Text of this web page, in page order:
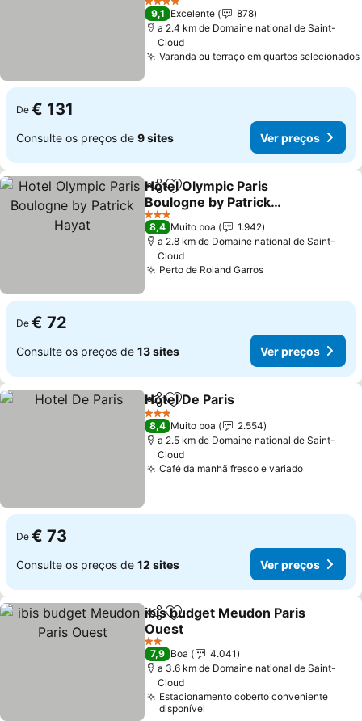
Ver preços
4 Estrelas
9,1 Excelente
878
a 2.4 km de Domaine national de Saint-
Cloud
Varanda ou terraço em quartos selecionados
De € 131
Consulte os preços de 9 sites Ver preços
PartilharAdicionar aos favoritos
Hotel Olympic Paris
Boulogne by Patrick
Hayat
Ver preços
3 Estrelas
8,4 Muito boa
1.942
a 2.8 km de Domaine national de Saint-
Cloud
Perto de Roland GarrosVer preços
De € 72
Consulte os preços de 13 sites Ver preços
PartilharAdicionar aos favoritos
Hotel De Paris
3 Estrelas
8,4 Muito boa
2.554
a 2.5 km de Domaine national de Saint-
Cloud
Café da manhã fresco e variadoVer
De € 73
Consulte os preços de 12 sites Ver preços
PartilharAdicionar aos favoritos
ibis budget Meudon Paris
Ouest
Ver preços
2 Estrelas
7,9 Boa
4.041
a 3.6 km de Domaine national de Saint-
Cloud
Estacionamento coberto conveniente
disponível